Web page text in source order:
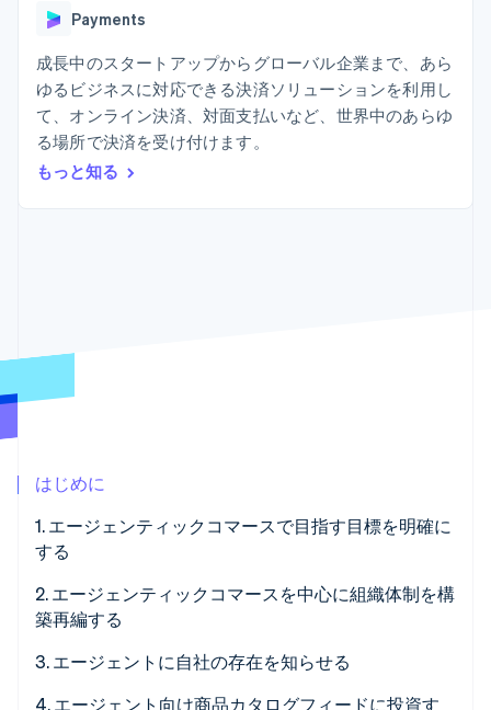
可能
Terminal
Authorization
Boost
決済成功率の
最適化
Link
スピーディー
な決済
カスタムレ
ポート
Data
Pipeline
データの同
Radar
Atlas
カーボンリムーバル
オンライン本人確認
Stripe Sessions 2026
ご覧ください。
AI 企業
クリエイターエコノミ―
ゲーム
ホスピタリティ、旅行、
リソース
Stripe Press
お問い合わせ
パートナーになる
Payments
成長中のスタートアップからグローバル企業まで、あら
ゆるビジネスに対応できる決済ソリューションを利用し
て、オンライン決済、対面支払いなど、世界中のあらゆ
る場所で決済を受け付けます。
もっと知る
はじめに
1. エージェンティックコマースで目指す目標を明確に
する
2. エージェンティックコマースを中心に組織体制を構
築再編する
3. エージェントに自社の存在を知らせる
4. エージェント向け商品カタログフィードに投資す